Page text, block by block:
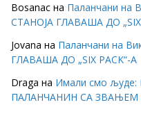
Bosanac на Паланчани на
СТАНОЈА ГЛАВАША ДО „SIX
Jovana на Паланчани на
ГЛАВАША ДО „SIX PACK“-А
Draga на Имали смо
ПАЛАНЧАНИН СА